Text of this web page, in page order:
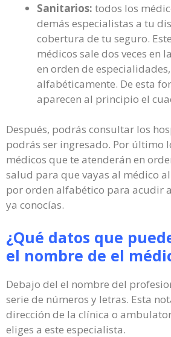
Sanitarios: todos los
demás especialistas a tu
cobertura de tu seguro.
médicos sale dos veces en
en orden de
alfabéticamente. De esta
aparecen al principio el
Después, podrás consultar los
podrás ser ingresado. Por último
médicos que te atenderán en
salud para que vayas al médico
por orden alfabético para acudir
ya conocías.
¿Qué datos que
el nombre de el
Debajo del el nombre del
serie de números y letras. Esta
dirección de la clínica o
eliges a este especialista.